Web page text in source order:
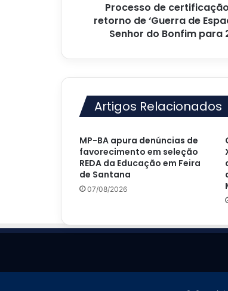
Senhor
Processo de
retorno de ‘Guerra de
Senhor do Bonfim para
Artigos Relacionados
MP-BA apura denúncias de
favorecimento em seleção
REDA da Educação em Feira
de Santana
07/08/2026